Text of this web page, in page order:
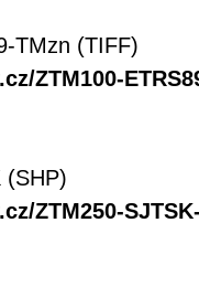
TMzn (TIFF)
ZTM100-
(SHP)
ZTM250-